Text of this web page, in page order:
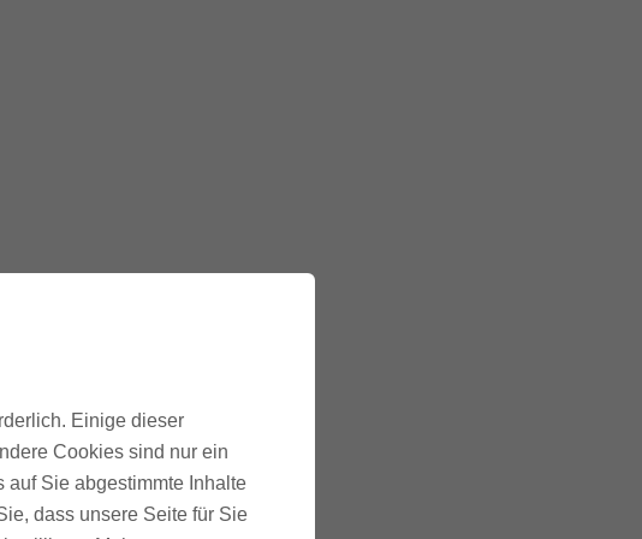
Einige dieser
Cookies sind nur ein
auf Sie abgestimmte Inhalte
dass unsere Seite für Sie